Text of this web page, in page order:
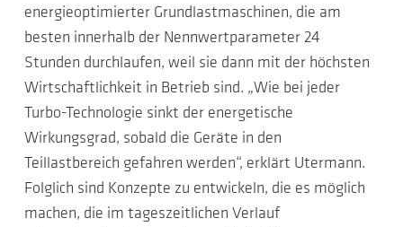
energieoptimierter Grundlastmaschinen, die am
besten innerhalb der Nennwertparameter 24
Stunden durchlaufen, weil sie dann mit der höchsten
Wirtschaftlichkeit in Betrieb sind. „Wie bei jeder
Turbo-Technologie sinkt der energetische
Wirkungsgrad, sobald die Geräte in den
Teillastbereich gefahren werden“, erklärt Utermann.
Folglich sind Konzepte zu entwickeln, die es möglich
machen, die im tageszeitlichen Verlauf